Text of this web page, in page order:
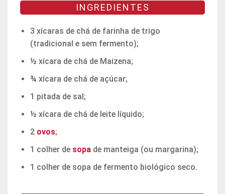
INGREDIENTES
3 xícaras de chá de farinha de trigo
(tradicional e sem fermento);
½ xícara de chá de Maizena;
¾ xícara de chá de açúcar;
1 pitada de sal;
½ xícara de chá de leite líquido;
2 ovos;
1 colher de sopa de manteiga (ou margarina);
1 colher de sopa de fermento biológico seco.